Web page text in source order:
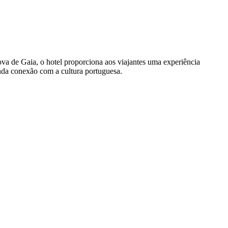
de Gaia, o hotel proporciona aos viajantes uma experiência
conexão com a cultura portuguesa.